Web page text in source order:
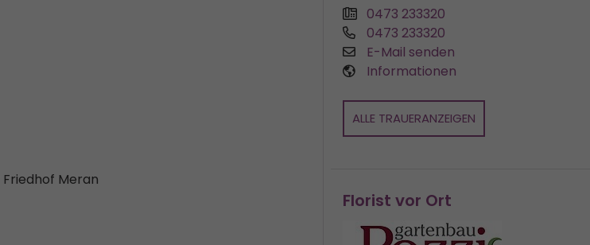
Friedhof Meran
0473 233320
0473 233320
E-Mail senden
Informationen
ALLE TRAUERANZEIGEN
Florist vor Ort